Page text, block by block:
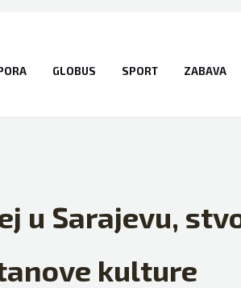
GLOBUS SPORT ZABAVA
u Sarajevu,
kulture